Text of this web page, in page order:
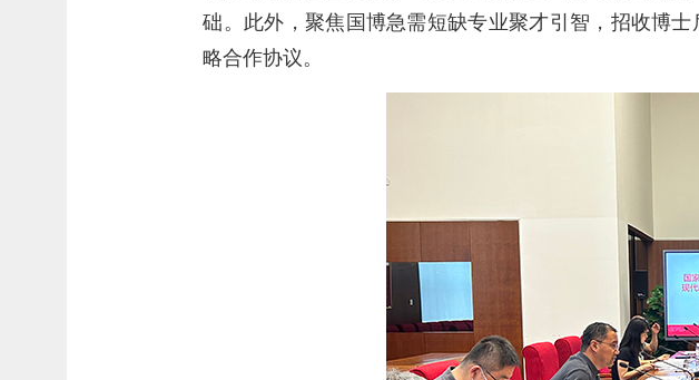
础。此外，聚焦国博急需短缺专业聚才引智，招收博
略合作协议。